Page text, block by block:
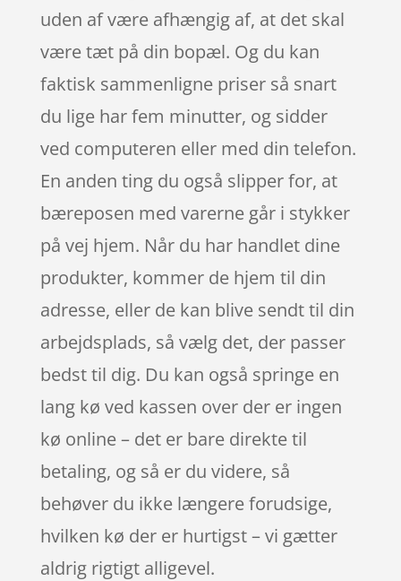
uden af være afhængig af, at det skal
være tæt på din bopæl. Og du kan
faktisk sammenligne priser så snart
du lige har fem minutter, og sidder
ved computeren eller med din telefon.
En anden ting du også slipper for, at
bæreposen med varerne går i stykker
på vej hjem. Når du har handlet dine
produkter, kommer de hjem til din
adresse, eller de kan blive sendt til din
arbejdsplads, så vælg det, der passer
bedst til dig. Du kan også springe en
lang kø ved kassen over der er ingen
kø online – det er bare direkte til
betaling, og så er du videre, så
behøver du ikke længere forudsige,
hvilken kø der er hurtigst – vi gætter
aldrig rigtigt alligevel.